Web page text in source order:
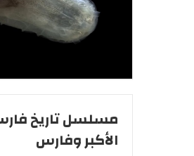
الأكبر وفارس